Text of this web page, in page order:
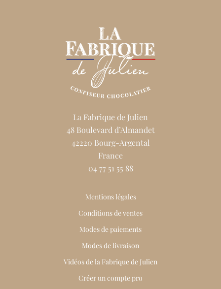
La Fabrique de Julien
48 Boulevard d’Almandet
42220 Bourg-Argental
France
04 77 51 55 88
Mentions légales
Conditions de ventes
Modes de paiements
Modes de livraison
Vidéos de la Fabrique de Julien
Créer un compte pro